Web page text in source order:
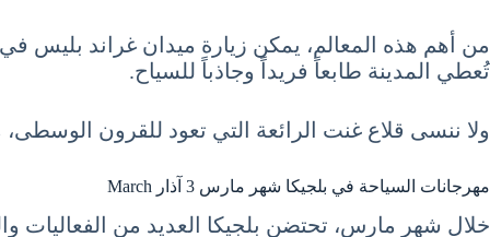
من أهم هذه المعالم، يمكن زيارة ميدان غراند بليس
تُعطي المدينة طابعاً فريداً وجاذباً للسياح.
ولا ننسى قلاع غنت الرائعة التي تعود للقرون الوسطى،
مهرجانات السياحة في بلجيكا شهر مارس 3 آذار March
خلال شهر مارس، تحتضن بلجيكا العديد من الفعاليات